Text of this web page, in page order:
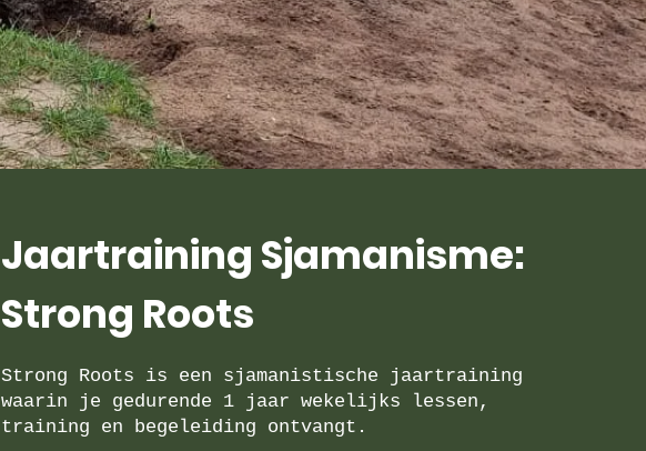
Jaartraining Sjamanisme:
Strong Roots
Strong Roots is een sjamanistische jaartraining
waarin je gedurende 1 jaar wekelijks lessen,
training en begeleiding ontvangt.